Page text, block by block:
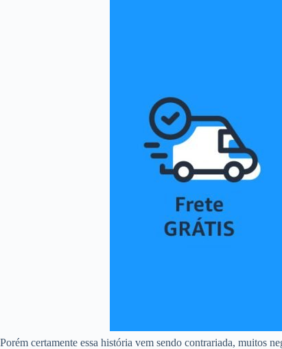
Porém certamente essa história vem sendo contrariada, muitos